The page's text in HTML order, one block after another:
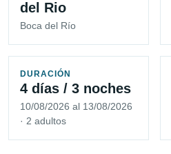
del Rio
Boca del Río
DURACIÓN
4 días / 3 noches
10/08/2026 al 13/08/2026
· 2 adultos